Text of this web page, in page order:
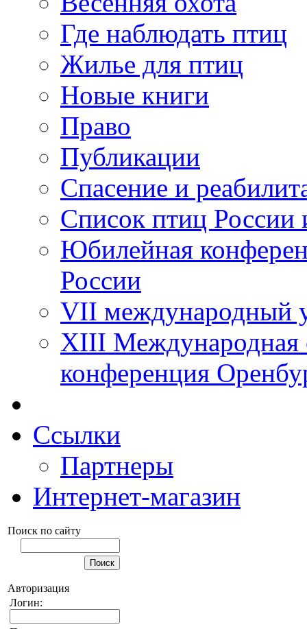
Где наблюдать птиц
Жилье для птиц
Новые книги
Право
Публикации
Спасение и
Список птиц России
Юбилейная
России
VII международный
XIII Международная
конференция
Ссылки
Партнеры
Интернет-магазин
Поиск по сайту
Авторизация
Логин: